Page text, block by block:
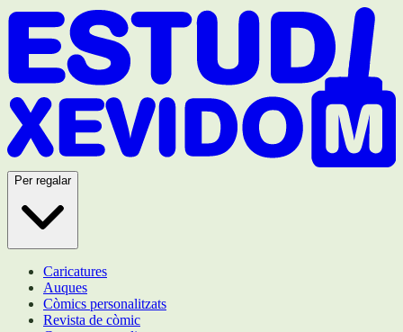
Per regalar
Caricatures
Auques
Còmics personalitzats
Revista de còmic